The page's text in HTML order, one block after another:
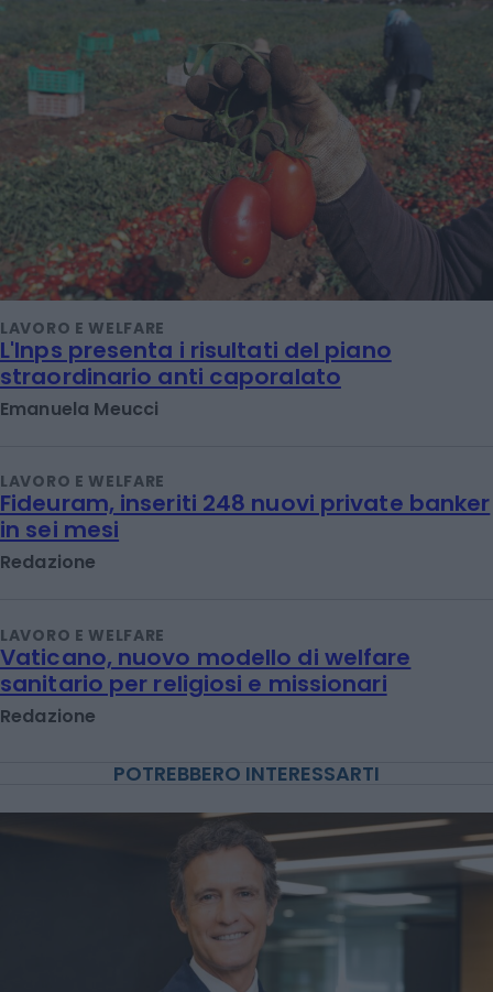
LAVORO E WELFARE
L'Inps presenta i risultati del piano
straordinario anti caporalato
Emanuela Meucci
LAVORO E WELFARE
Fideuram, inseriti 248 nuovi private banker
in sei mesi
Redazione
LAVORO E WELFARE
Vaticano, nuovo modello di welfare
sanitario per religiosi e missionari
Redazione
POTREBBERO INTERESSARTI